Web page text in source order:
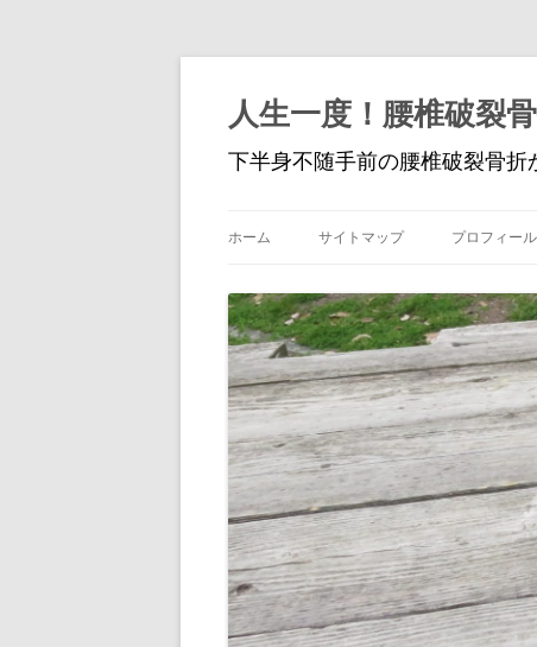
人生一度！腰椎破裂
下半身不随手前の腰椎破裂骨折
ホーム サイトマップ プロフィール